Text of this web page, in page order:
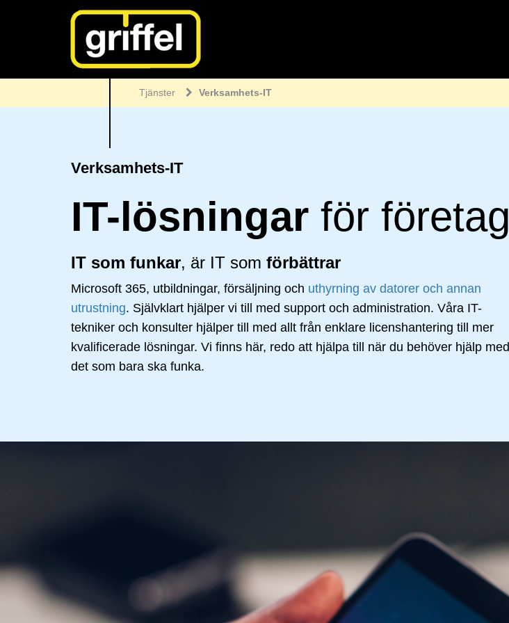
Tjänster Verksamhets-IT
Verksamhets-IT
IT-lösningar för företag
IT som funkar, är IT som förbättrar
Microsoft 365, utbildningar, försäljning och uthyrning av datorer och annan
utrustning. Självklart hjälper vi till med support och administration. Våra IT-
tekniker och konsulter hjälper till med allt från enklare licenshantering till mer
kvalificerade lösningar. Vi finns här, redo att hjälpa till när du behöver hjälp med
det som bara ska funka.